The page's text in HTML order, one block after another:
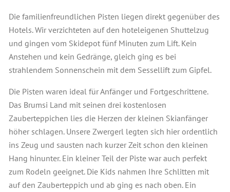
Die familienfreundlichen Pisten liegen direkt gegenüber des
Hotels. Wir verzichteten auf den hoteleigenen Shuttelzug
und gingen vom Skidepot fünf Minuten zum Lift. Kein
Anstehen und kein Gedränge, gleich ging es bei
strahlendem Sonnenschein mit dem Sessellift zum Gipfel.
Die Pisten waren ideal für Anfänger und Fortgeschrittene.
Das Brumsi Land mit seinen drei kostenlosen
Zauberteppichen lies die Herzen der kleinen Skianfänger
höher schlagen. Unsere Zwergerl legten sich hier ordentlich
ins Zeug und sausten nach kurzer Zeit schon den kleinen
Hang hinunter. Ein kleiner Teil der Piste war auch perfekt
zum Rodeln geeignet. Die Kids nahmen Ihre Schlitten mit
auf den Zauberteppich und ab ging es nach oben. Ein